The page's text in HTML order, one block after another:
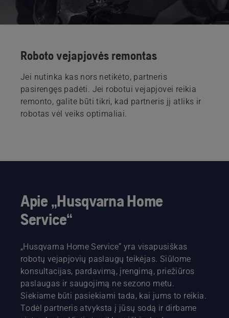
Roboto vejapjovės remontas
Jei nutinka kas nors netikėto, partneris
pasirengęs padėti. Jei robotui vejapjovei reikia
remonto, galite būti tikri, kad partneris jį atliks ir
robotas vėl veiks optimaliai.
Apie „Husqvarna Home
Service“
„Husqvarna Home Service“ yra visapusiškas
robotų vejapjovių paslaugų teikėjas. Siūlome
konsultacijas, pardavimą, įrengimą, priežiūros
paslaugas ir saugojimą ne sezono metu.
Siekiame būti pasiekiami tada, kai jums to reikia.
Todėl partneris atvyksta į jūsų sodą ir dirbame